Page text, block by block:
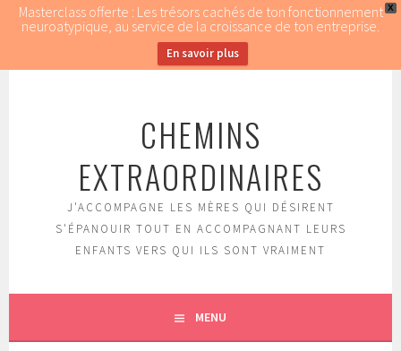
X
Masterclass offerte : Les trésors cachés de ton fonctionnement
neuroatypique, au service de la croissance de ton entreprise.
En savoir plus
CHEMINS
EXTRAORDINAIRES
J'ACCOMPAGNE LES MÈRES QUI DÉSIRENT
S'ÉPANOUIR TOUT EN ACCOMPAGNANT LEURS
ENFANTS VERS QUI ILS SONT VRAIMENT
MENU